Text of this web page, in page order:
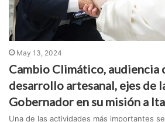
May 13, 2024
Cambio Climático, audiencia
desarrollo artesanal, ejes de
Gobernador en su misión a
Una de las actividades más importantes